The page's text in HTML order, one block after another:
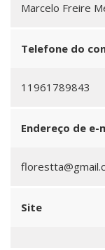
Marcelo Freire
Telefone do
11961789843
Endereço de
Site